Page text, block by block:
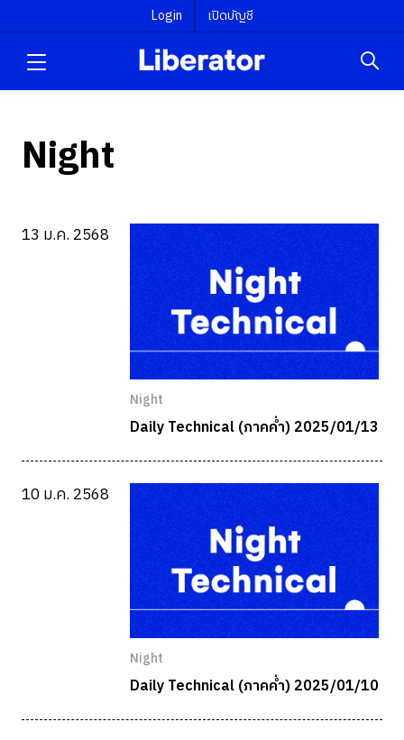
Login เปิดบัญชี
Night
13 ม.ค. 2568
Night
Daily Technical (ภาคค่ำ) 2025/01/13
10 ม.ค. 2568
Night
Daily Technical (ภาคค่ำ) 2025/01/10